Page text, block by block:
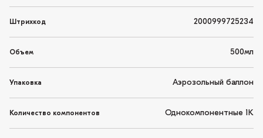
Штрихкод 2000999725234
Объем 500мл
Упаковка Аэрозольный баллон
Количество компонентов Однокомпонентные 1K